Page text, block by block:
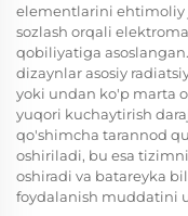
elementlarini ehtimoliy
sozlash orqali
qobiliyatiga
dizaynlar asosiy
yoki undan ko'p marta
yuqori kuchaytirish
qo'shimcha tarannod
oshiriladi, bu esa
oshiradi va batareyka
foydalanish muddatini